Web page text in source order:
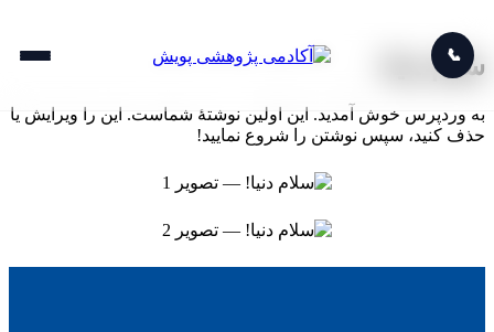
📞
سلام دنیا!
به وردپرس خوش آمدید. این اولین نوشتهٔ شماست. این را ویرایش یا
حذف کنید، سپس نوشتن را شروع نمایید!